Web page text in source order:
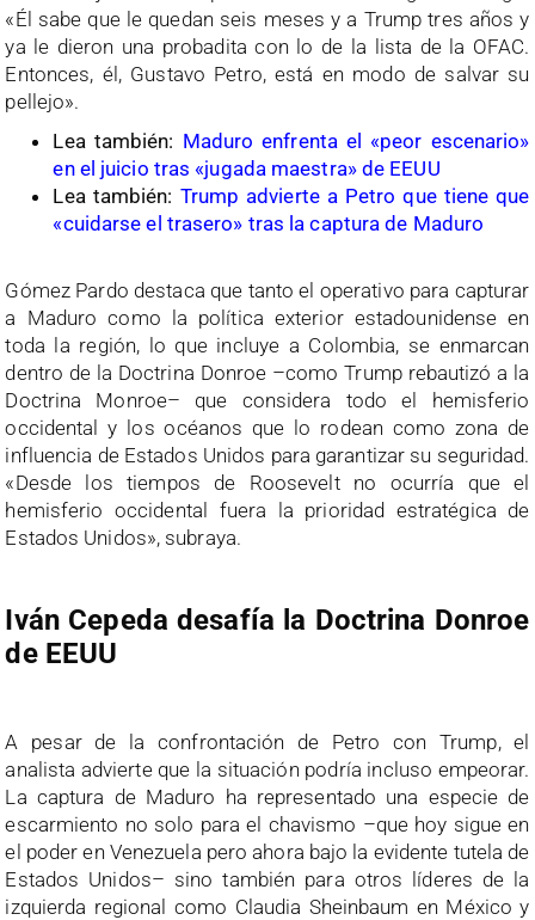
«Él sabe que le quedan seis meses y a Trump tres años y
ya le dieron una probadita con lo de la lista de la OFAC.
Entonces, él, Gustavo Petro, está en modo de salvar su
pellejo».
Lea también: Maduro enfrenta el «peor escenario»
en el juicio tras «jugada maestra» de EEUU
Lea también: Trump advierte a Petro que tiene que
«cuidarse el trasero» tras la captura de Maduro
Gómez Pardo destaca que tanto el operativo para capturar
a Maduro como la política exterior estadounidense en
toda la región, lo que incluye a Colombia, se enmarcan
dentro de la Doctrina Donroe –como Trump rebautizó a la
Doctrina Monroe– que considera todo el hemisferio
occidental y los océanos que lo rodean como zona de
influencia de Estados Unidos para garantizar su seguridad.
«Desde los tiempos de Roosevelt no ocurría que el
hemisferio occidental fuera la prioridad estratégica de
Estados Unidos», subraya.
Iván Cepeda desafía la Doctrina Donroe
de EEUU
A pesar de la confrontación de Petro con Trump, el
analista advierte que la situación podría incluso empeorar.
La captura de Maduro ha representado una especie de
escarmiento no solo para el chavismo –que hoy sigue en
el poder en Venezuela pero ahora bajo la evidente tutela de
Estados Unidos– sino también para otros líderes de la
izquierda regional como Claudia Sheinbaum en México y